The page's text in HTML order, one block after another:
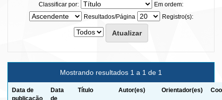
Classificar por:
Em ordem:
Resultados/Página
Registro(s):
Mostrando resultados 1 a 1 de 1
Data de
publicação
Data
de
Título Autor(es) Orientador(es)